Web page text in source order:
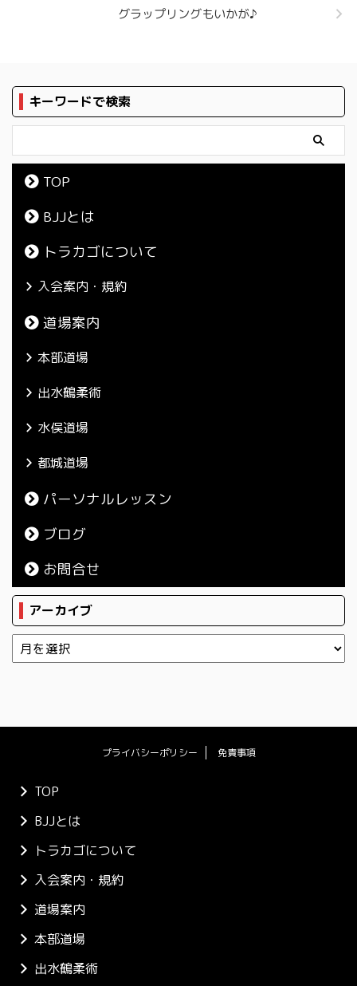
グラップリングもいかが♪
キーワードで検索
TOP
BJJとは
トラカゴについて
入会案内・規約
道場案内
本部道場
出水鶴柔術
水俣道場
都城道場
パーソナルレッスン
ブログ
お問合せ
アーカイブ
プライバシーポリシー 免責事項
TOP
BJJとは
トラカゴについて
入会案内・規約
道場案内
本部道場
出水鶴柔術